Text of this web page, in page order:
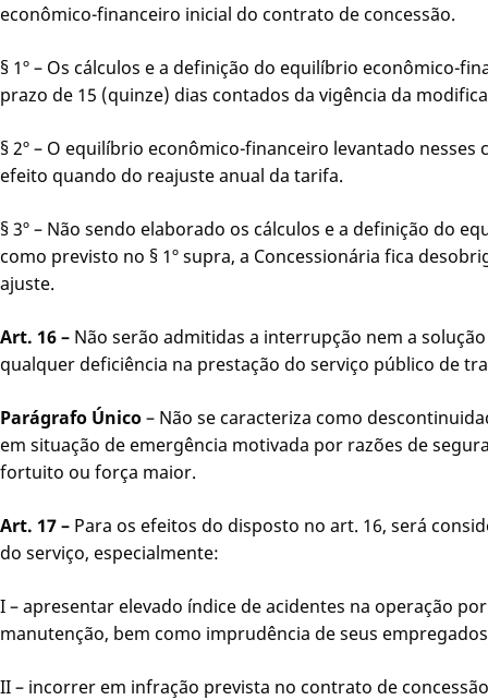
econômico-financeiro inicial do contrato de concessão.
§ 1º – Os cálculos e a definição do equilíbrio econômico-
prazo de 15 (quinze) dias contados da vigência da
§ 2º – O equilíbrio econômico-financeiro levantado
efeito quando do reajuste anual da tarifa.
§ 3º – Não sendo elaborado os cálculos e a definição do
como previsto no § 1º supra, a Concessionária fica
ajuste.
Art. 16 – Não serão admitidas a interrupção nem a
qualquer deficiência na prestação do serviço público de
Parágrafo Único– Não se caracteriza como
em situação de emergência motivada por razões de
fortuito ou força maior.
Art. 17 – Para os efeitos do disposto no art. 16, será
do serviço, especialmente:
I – apresentar elevado índice de acidentes na operação
manutenção, bem como imprudência de seus
II – incorrer em infração prevista no contrato de